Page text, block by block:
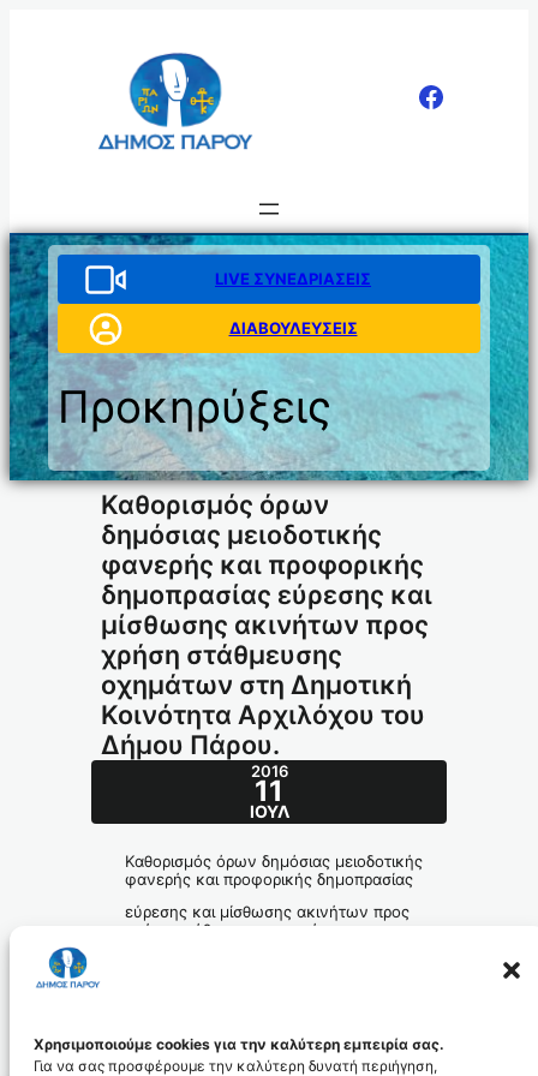
Χρησιμοποιούμε cookies για την καλύτερη εμπειρία σας.
Για να σας προσφέρουμε την καλύτερη δυνατή περιήγηση,
LIVE ΣΥΝΕΔΡΙΑΣΕΙΣ
ΔΙΑΒΟΥΛΕΥΣΕΙΣ
Προκηρύξεις
Καθορισμός όρων
δημόσιας μειοδοτικής
φανερής και προφορικής
δημοπρασίας εύρεσης και
μίσθωσης ακινήτων προς
χρήση στάθμευσης
οχημάτων στη Δημοτική
Κοινότητα Αρχιλόχου του
Δήμου Πάρου.
2016
11
ΙΟΎΛ
Καθορισμός όρων δημόσιας μειοδοτικής
φανερής και προφορικής δημοπρασίας
εύρεσης και μίσθωσης ακινήτων προς
χρήση στάθμευσης οχημάτων στη
diakirixi68.2016_id3874